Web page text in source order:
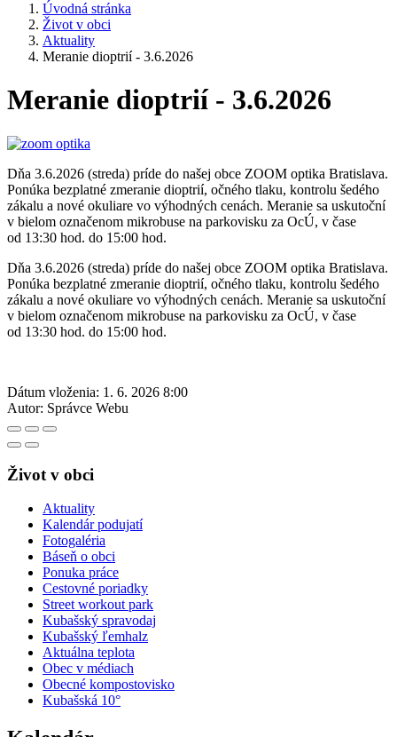
Úvodná stránka
Život v obci
Aktuality
Meranie dioptrií - 3.6.2026
Meranie dioptrií - 3.6.2026
Dňa 3.6.2026 (streda) príde do našej obce ZOOM optika Bratislava.
Ponúka bezplatné zmeranie dioptrií, očného tlaku, kontrolu šedého
zákalu a nové okuliare vo výhodných cenách. Meranie sa uskutoční
v bielom označenom mikrobuse na parkovisku za OcÚ, v čase
od 13:30 hod. do 15:00 hod.
Dňa 3.6.2026 (streda) príde do našej obce ZOOM optika Bratislava.
Ponúka bezplatné zmeranie dioptrií, očného tlaku, kontrolu šedého
zákalu a nové okuliare vo výhodných cenách. Meranie sa uskutoční
v bielom označenom mikrobuse na parkovisku za OcÚ, v čase
od 13:30 hod. do 15:00 hod.
Dátum vloženia: 1. 6. 2026 8:00
Autor: Správce Webu
Život v obci
Aktuality
Kalendár podujatí
Fotogaléria
Báseň o obci
Ponuka práce
Cestovné poriadky
Street workout park
Kubašský spravodaj
Kubašský ľemhalz
Aktuálna teplota
Obec v médiach
Obecné kompostovisko
Kubašská 10°